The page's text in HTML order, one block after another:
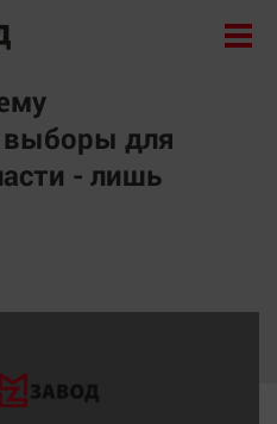
для
- лишь